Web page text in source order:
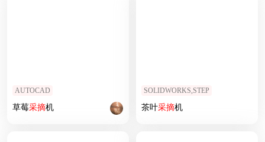
AUTOCAD
草莓采摘机
SOLIDWORKS,STEP
茶叶采摘机